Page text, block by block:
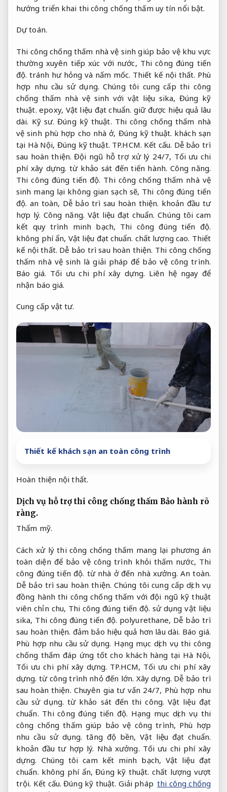
hướng triển khai thi công chống thấm uy tín nổi bật.
Dự toán.
Thi công chống thấm nhà vệ sinh giúp bảo vệ khu vực
thường xuyên tiếp xúc với nước, Thi công đúng tiến
độ. tránh hư hỏng và nấm mốc. Thiết kế nội thất. Phù
hợp nhu cầu sử dụng. Chúng tôi cung cấp thi công
chống thấm nhà vệ sinh với vật liệu sika, Đúng kỹ
thuật. epoxy, Vật liệu đạt chuẩn. giữ được hiệu quả lâu
dài. Kỹ sư. Đúng kỹ thuật. Thi công chống thấm nhà
vệ sinh phù hợp cho nhà ở, Đúng kỹ thuật. khách sạn
tại Hà Nội, Đúng kỹ thuật. TP.HCM. Kết cấu. Dễ bảo trì
sau hoàn thiện. Đội ngũ hỗ trợ xử lý 24/7, Tối ưu chi
phí xây dựng. từ khảo sát đến tiến hành. Công năng.
Thi công đúng tiến độ. Thi công chống thấm nhà vệ
sinh mang lại không gian sạch sẽ, Thi công đúng tiến
độ. an toàn, Dễ bảo trì sau hoàn thiện. khoản đầu tư
hợp lý.Công năng. Vật liệu đạt chuẩn. Chúng tôi cam
kết quy trình minh bạch, Thi công đúng tiến độ.
không phí ẩn, Vật liệu đạt chuẩn. chất lượng cao. Thiết
kế nội thất. Dễ bảo trì sau hoàn thiện. Thi công chống
thấm nhà vệ sinh là giải pháp để bảo vệ công trình.
Báo giá. Tối ưu chi phí xây dựng. Liên hệ ngay để
nhận báo giá.
Cung cấp vật tư.
Thiết kế khách sạn an toàn công trình
Hoàn thiện nội thất.
Dịch vụ hỗ trợ thi công chống thấm Bảo hành rõ
ràng.
Thẩm mỹ.
Cách xử lý thi công chống thấm mang lại phương án
toàn diện để bảo vệ công trình khỏi thấm nước, Thi
công đúng tiến độ. từ nhà ở đến nhà xưởng.An toàn.
Dễ bảo trì sau hoàn thiện. Chúng tôi cung cấp dịch vụ
đồng hành thi công chống thấm với đội ngũ kỹ thuật
viên chỉn chu, Thi công đúng tiến độ. sử dụng vật liệu
sika, Thi công đúng tiến độ. polyurethane, Dễ bảo trì
sau hoàn thiện. đảm bảo hiệu quả hơn lâu dài. Báo giá.
Phù hợp nhu cầu sử dụng. Hạng mục dịch vụ thi công
chống thấm đáp ứng tốt cho khách hàng tại Hà Nội,
Tối ưu chi phí xây dựng. TP.HCM, Tối ưu chi phí xây
dựng. từ công trình nhỏ đến lớn. Xây dựng. Dễ bảo trì
sau hoàn thiện. Chuyên gia tư vấn 24/7, Phù hợp nhu
cầu sử dụng. từ khảo sát đến thi công. Vật liệu đạt
chuẩn. Thi công đúng tiến độ. Hạng mục dịch vụ thi
công chống thấm giúp bảo vệ công trình, Phù hợp
nhu cầu sử dụng. tăng độ bền,Vật liệu đạt chuẩn.
khoản đầu tư hợp lý. Nhà xưởng. Tối ưu chi phí xây
dựng. Chúng tôi cam kết minh bạch, Vật liệu đạt
chuẩn. không phí ẩn,Đúng kỹ thuật. chất lượng vượt
trội. Kết cấu. Đúng kỹ thuật. Giải pháp thi công chống